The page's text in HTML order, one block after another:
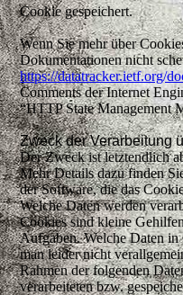
Cookie gespeichert.
Wenn Sie mehr über
Dokumentationen nicht
https://datatracker.ietf.org/
Comments der Internet
“HTTP State Management
Zweck der Verarbeitung
Der Zweck ist letztendlich
Mehr Details dazu finden
der Software, die das
Welche Daten werden
Cookies sind kleine
Aufgaben. Welche Daten in
man leider nicht
Rahmen der folgenden
verarbeiteten bzw.